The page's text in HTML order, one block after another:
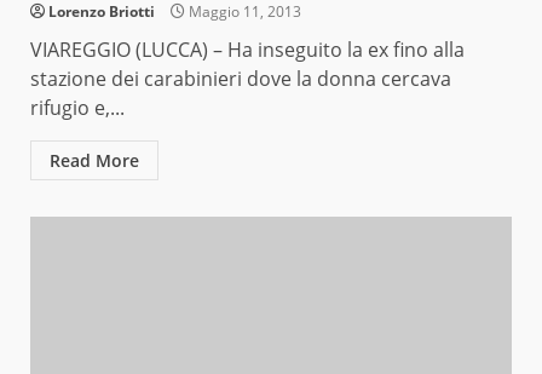
Lorenzo Briotti Maggio 11, 2013
VIAREGGIO (LUCCA) – Ha inseguito la ex fino alla
stazione dei carabinieri dove la donna cercava
rifugio e,...
Read More